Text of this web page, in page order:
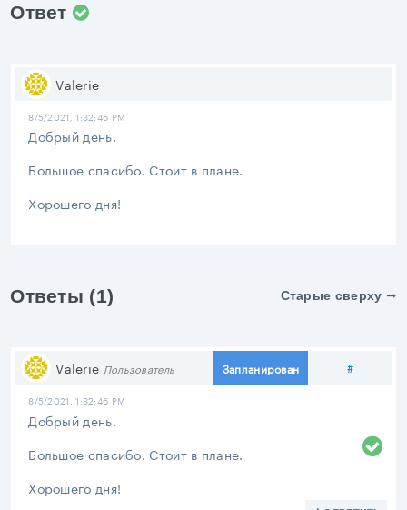
Ответ
Valerie
8/5/2021, 1:32:46 PM
Добрый день.
Большое спасибо. Стоит в плане.
Хорошего дня!
Ответы (1) Старые сверху
Valerie Пользователь Запланирован #
8/5/2021, 1:32:46 PM
Добрый день.
Большое спасибо. Стоит в плане.
Хорошего дня!